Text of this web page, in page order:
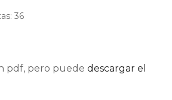
36
pdf, pero puede descargar el